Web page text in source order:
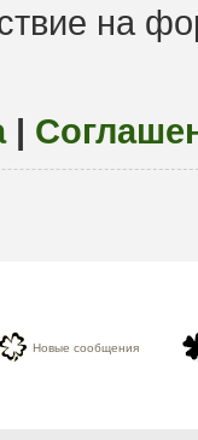
на
|
Новые сообщения